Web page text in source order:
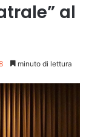
al
minuto di lettura